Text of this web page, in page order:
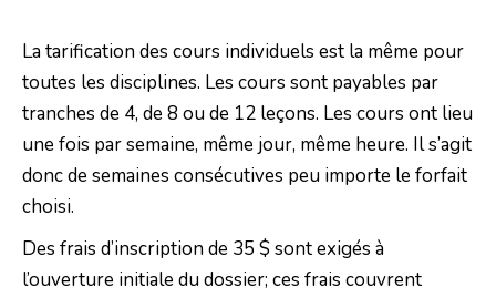
La tarification des cours individuels est la même pour
toutes les disciplines. Les cours sont payables par
tranches de 4, de 8 ou de 12 leçons. Les cours ont lieu
une fois par semaine, même jour, même heure. Il s’agit
donc de semaines consécutives peu importe le forfait
choisi.
Des frais d’inscription de 35 $ sont exigés à
l’ouverture initiale du dossier; ces frais couvrent